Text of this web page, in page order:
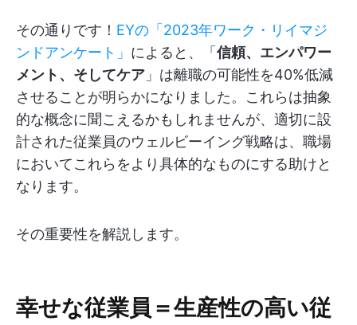
その通りです！ EYの「2023年ワーク・リイマジ
ンドアンケート」 によると、「 信頼、エンパワー
メント、そしてケア 」は離職の可能性を40%低減
させることが明らかになりました。これらは抽象
的な概念に聞こえるかもしれませんが、適切に設
計された従業員のウェルビーイング戦略は、職場
においてこれらをより具体的なものにする助けと
なります。
その重要性を解説します。
幸せな従業員＝生産性の高い従